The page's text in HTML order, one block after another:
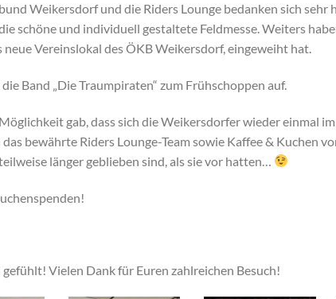
Weikersdorf und die Riders Lounge bedanken sich sehr
schöne und individuell gestaltete Feldmesse. Weiters
Vereinslokal des ÖKB Weikersdorf, eingeweiht hat.
Band „Die Traumpiraten“ zum Frühschoppen auf.
gab, dass sich die Weikersdorfer wieder einmal
bewährte Riders Lounge-Team sowie Kaffee & Kuchen
länger geblieben sind, als sie vor hatten…
Vielen Dank für Euren zahlreichen Besuch!